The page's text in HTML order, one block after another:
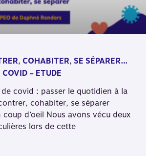
COHABITER, SE SÉPARER…
– ETUDE
de covid : passer le quotidien à la
cohabiter, se séparer
coup d’oeil Nous avons vécu deux
lors de cette